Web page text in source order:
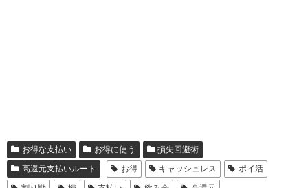
お得な支払い お得に使う
損失回避術
高還元支払いルート
お得 キャッシュレス
ポイ活